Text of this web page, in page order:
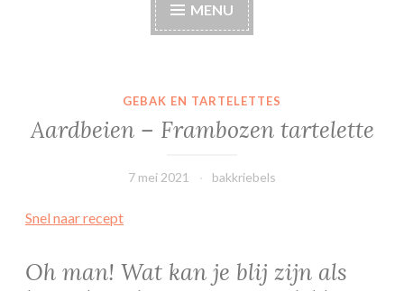
MENU
GEBAK EN TARTELETTES
Aardbeien – Frambozen tartelette
7 mei 2021 bakkriebels
Snel naar recept
Oh man! Wat kan je blij zijn als